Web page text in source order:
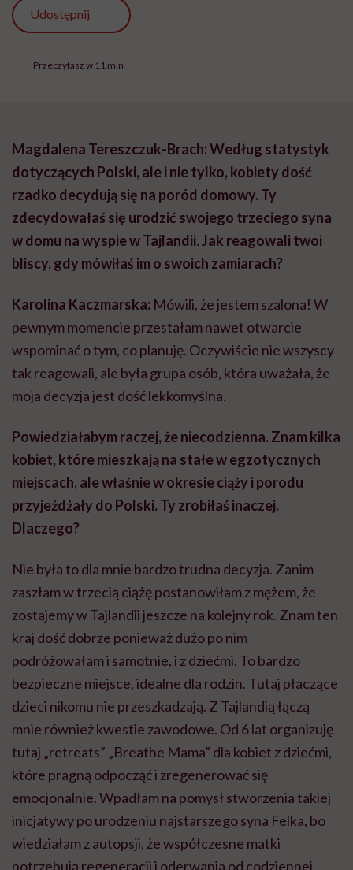
Udostępnij
Przeczytasz w 11 min
Magdalena Tereszczuk-Brach: Według statystyk
dotyczących Polski, ale i nie tylko, kobiety dość
rzadko decydują się na poród domowy. Ty
zdecydowałaś się urodzić swojego trzeciego syna
w domu na wyspie w Tajlandii. Jak reagowali twoi
bliscy, gdy mówiłaś im o swoich zamiarach?
Karolina Kaczmarska: Mówili, że jestem szalona! W
pewnym momencie przestałam nawet otwarcie
wspominać o tym, co planuję. Oczywiście nie wszyscy
tak reagowali, ale była grupa osób, która uważała, że
moja decyzja jest dość lekkomyślna.
Powiedziałabym raczej, że niecodzienna. Znam kilka
kobiet, które mieszkająna stałe w egzotycznych
miejscach, ale właśnie w okresie ciąży i porodu
przyjeżdżały do Polski. Ty zrobiłaś inaczej.
Dlaczego?
Nie była to dla mnie bardzo trudna decyzja. Zanim
zaszłam w trzecią ciążę postanowiłam z mężem, że
zostajemy w Tajlandii jeszcze na kolejny rok. Znam ten
kraj dość dobrze ponieważ dużo po nim
podróżowałam i samotnie, i z dziećmi. To bardzo
bezpieczne miejsce, idealne dla rodzin. Tutaj płaczące
dzieci nikomu nie przeszkadzają. Z Tajlandią łączą
mnie również kwestie zawodowe. Od 6 lat organizuję
tutaj „retreats” „Breathe Mama” dla kobiet z dziećmi,
które pragną odpocząć i zregenerować się
emocjonalnie. Wpadłam na pomysł stworzenia takiej
inicjatywy po urodzeniu najstarszego syna Felka, bo
wiedziałam z autopsji, że współczesne matki
potrzebują regeneracji i oderwania od codziennej